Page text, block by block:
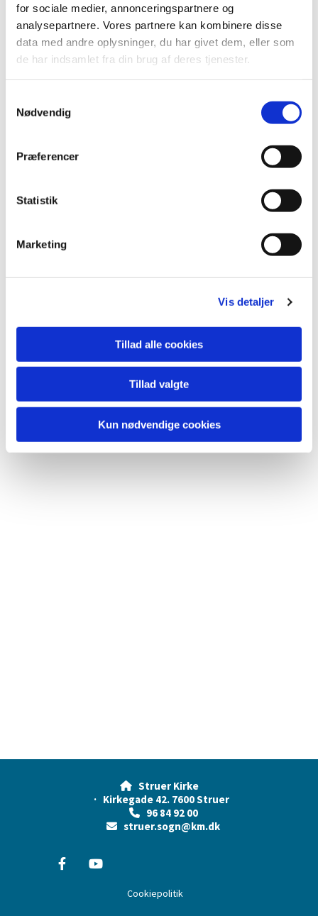
for sociale medier, annonceringspartnere og
analysepartnere. Vores partnere kan kombinere disse
data med andre oplysninger, du har givet dem, eller som
de har indsamlet fra din brug af deres tjenester.
Nødvendig
Præferencer
Statistik
Marketing
Vis detaljer
Tillad alle cookies
Tillad valgte
Kun nødvendige cookies
spise brunch bagefter i Menighedshuset.
Gudstjenesten følger den sædvanlige drejebog.
Musikken varetages af de to kendte danske
Du vil måske også kunne lide...
Struer Kirke
· Kirkegade 42. 7600 Struer
96 84 92 00
 struer.sogn@km.dk
Cookiepolitik